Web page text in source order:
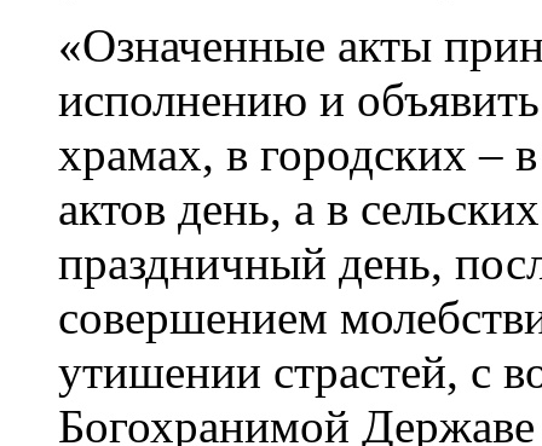
«Означенные акты
исполнению и
храмах, в городских –
актов день, а в
праздничный день,
совершением
утишении страстей, с
Богохранимой